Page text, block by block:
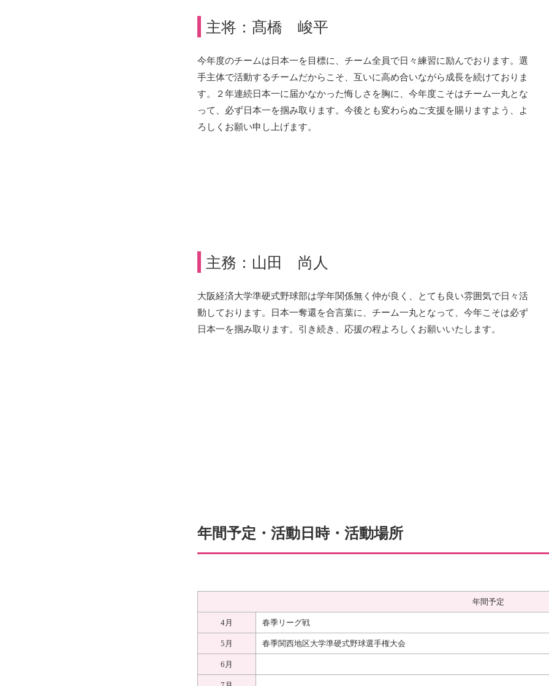
主将：髙橋 峻平
今年度のチームは日本一を目標に、チーム全員で日々練習に励んでおります。選
手主体で活動するチームだからこそ、互いに高め合いながら成長を続けておりま
す。２年連続日本一に届かなかった悔しさを胸に、今年度こそはチーム一丸とな
って、必ず日本一を掴み取ります。今後とも変わらぬご支援を賜りますよう、よ
ろしくお願い申し上げます。
主務：山田 尚人
大阪経済大学準硬式野球部は学年関係無く仲が良く、とても良い雰囲気で日々活
動しております。日本一奪還を合言葉に、チーム一丸となって、今年こそは必ず
日本一を掴み取ります。引き続き、応援の程よろしくお願いいたします。
年間予定・活動日時・活動場所
年間予定
4月 春季リーグ戦
5月 春季関西地区大学準硬式野球選手権大会
6月